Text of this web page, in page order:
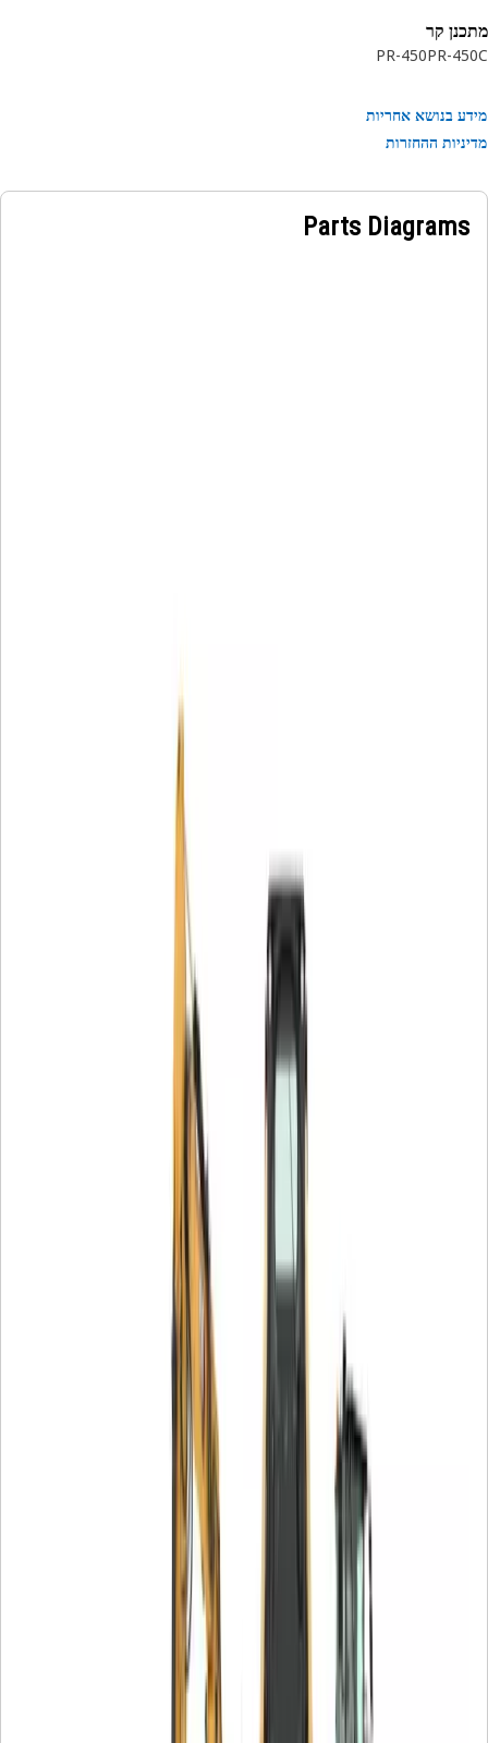
קר
PR-
PR-450
בנושא אחריות
ההחזרות
Parts Diagrams